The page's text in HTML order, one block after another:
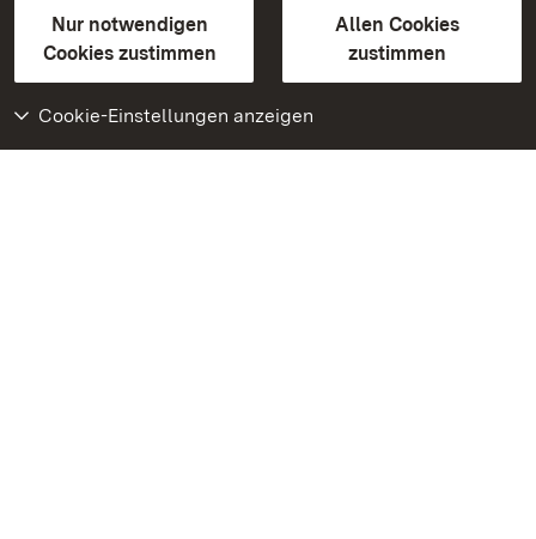
Nur notwendigen
Cookies zustimmen
Allen Cookies
zustimmen
Cookie-Einstellungen anzeigen
Erklärung zur Barrierefreiheit
BITV-konform (geprüfte Seiten)
Weiteres